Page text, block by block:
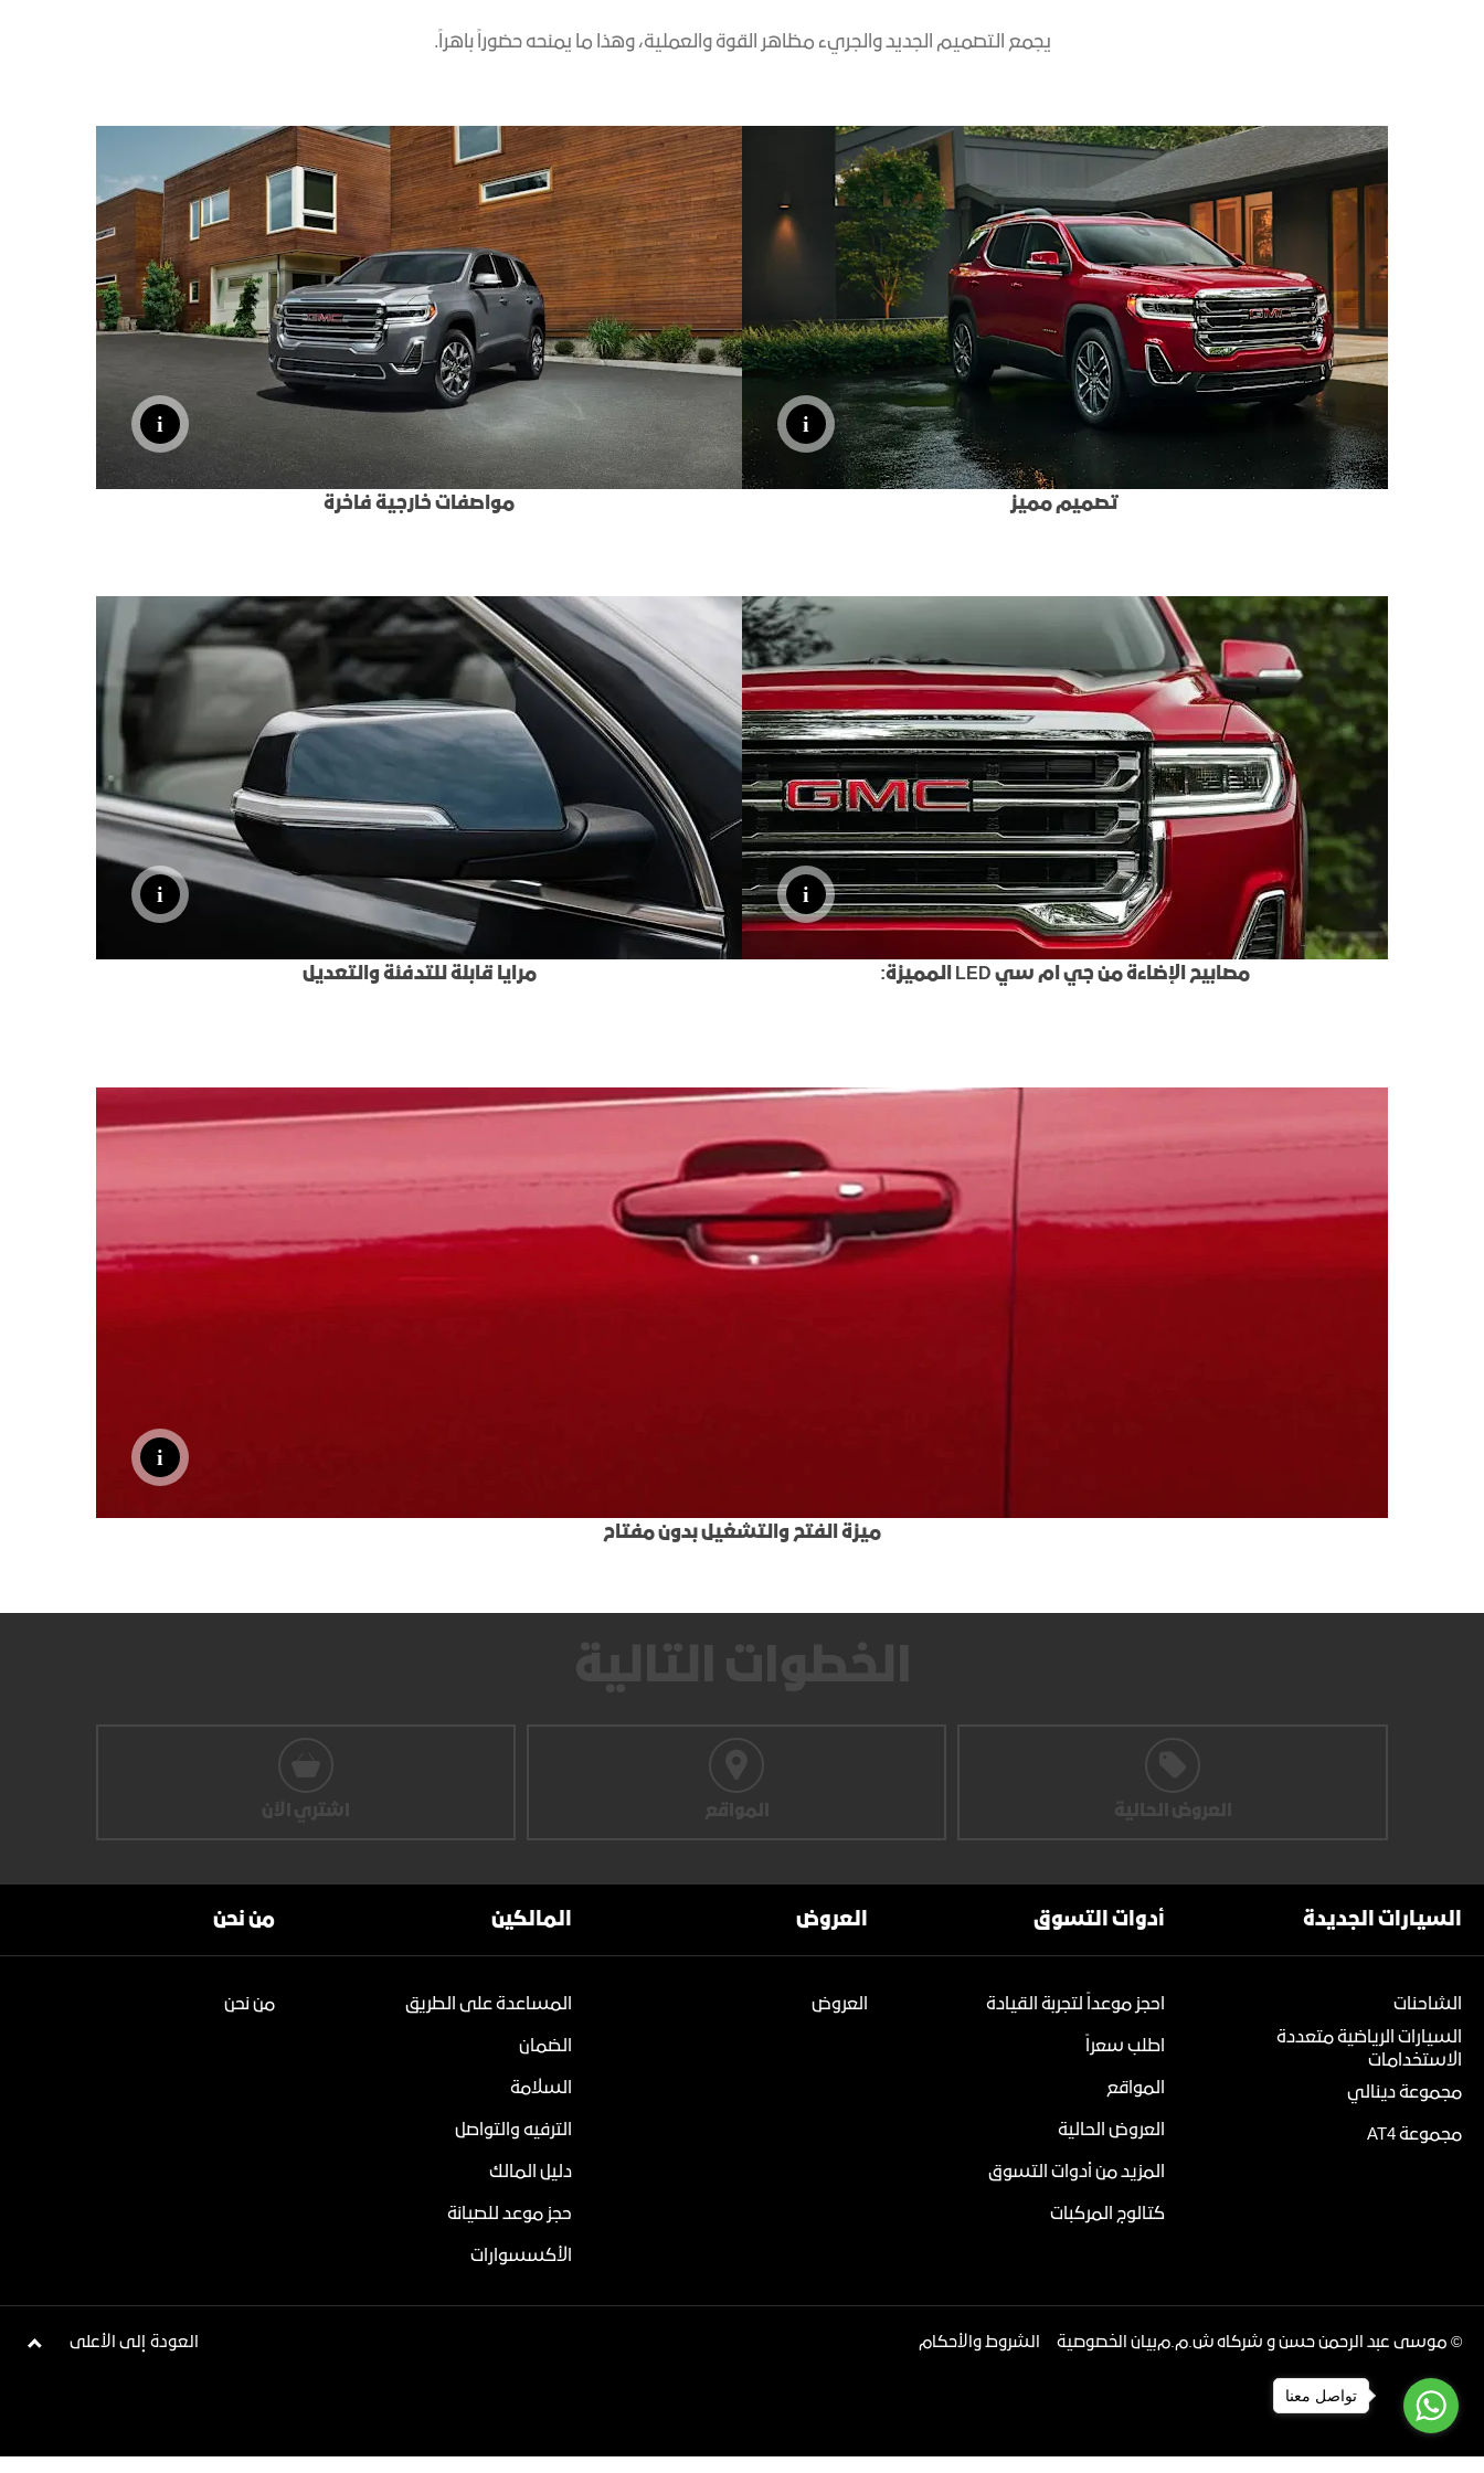
يجمع التصميم الجديد والجريء مظاهر القوة والعملية، وهذا ما يمنحه حضوراً باهراً.
تصميم مميز مواصفات خارجية فاخرة
مصابيح الإضاءة من جي ام سي LED المميزة: مرايا قابلة للتدفئة والتعديل
ميزة الفتح والتشغيل بدون مفتاح
الخطوات التالية
العروض الحالية المواقع
السيارات الجديدة
الشاحنات
السيارات الرياضية متعددة
الاستخدامات
مجموعة دينالي
مجموعة AT4
أدوات التسوق
احجز موعداً لتجربة القيادة
اطلب سعراً
المواقع
العروض الحالية
المزيد من أدوات التسوق
كتالوج المركبات
العروض
العروض
المالكين
المساعدة على الطريق
الضمان
السلامة
الترفيه والتواصل
دليل المالك
حجز موعد للصيانة
الأكسسوارات
من نحن
من نحن
© موسى عبد الرحمن حسن و شركاه ش.م.مبيان الخصوصية الشروط والأحكام العودة إلى الأعلى
تواصل معنا